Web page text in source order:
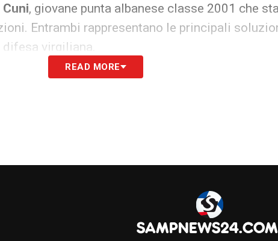
, giovane punta albanese classe 2001 che
Entrambi rappresentano le principali
virgiliana.
e sugli infortunati
di Genova, i blucerchiati ospiteranno un
dare continuità ai propri risultati. Per la
i segnali di ripresa e dare un segnale
READ MORE